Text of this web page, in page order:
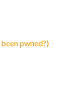
pwned?)